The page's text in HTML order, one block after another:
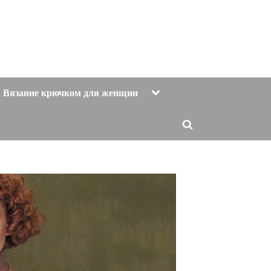
Вязание крючком для женщин Toggle
Toggle